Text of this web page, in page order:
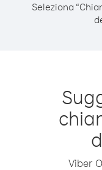
Seleziona
Viber